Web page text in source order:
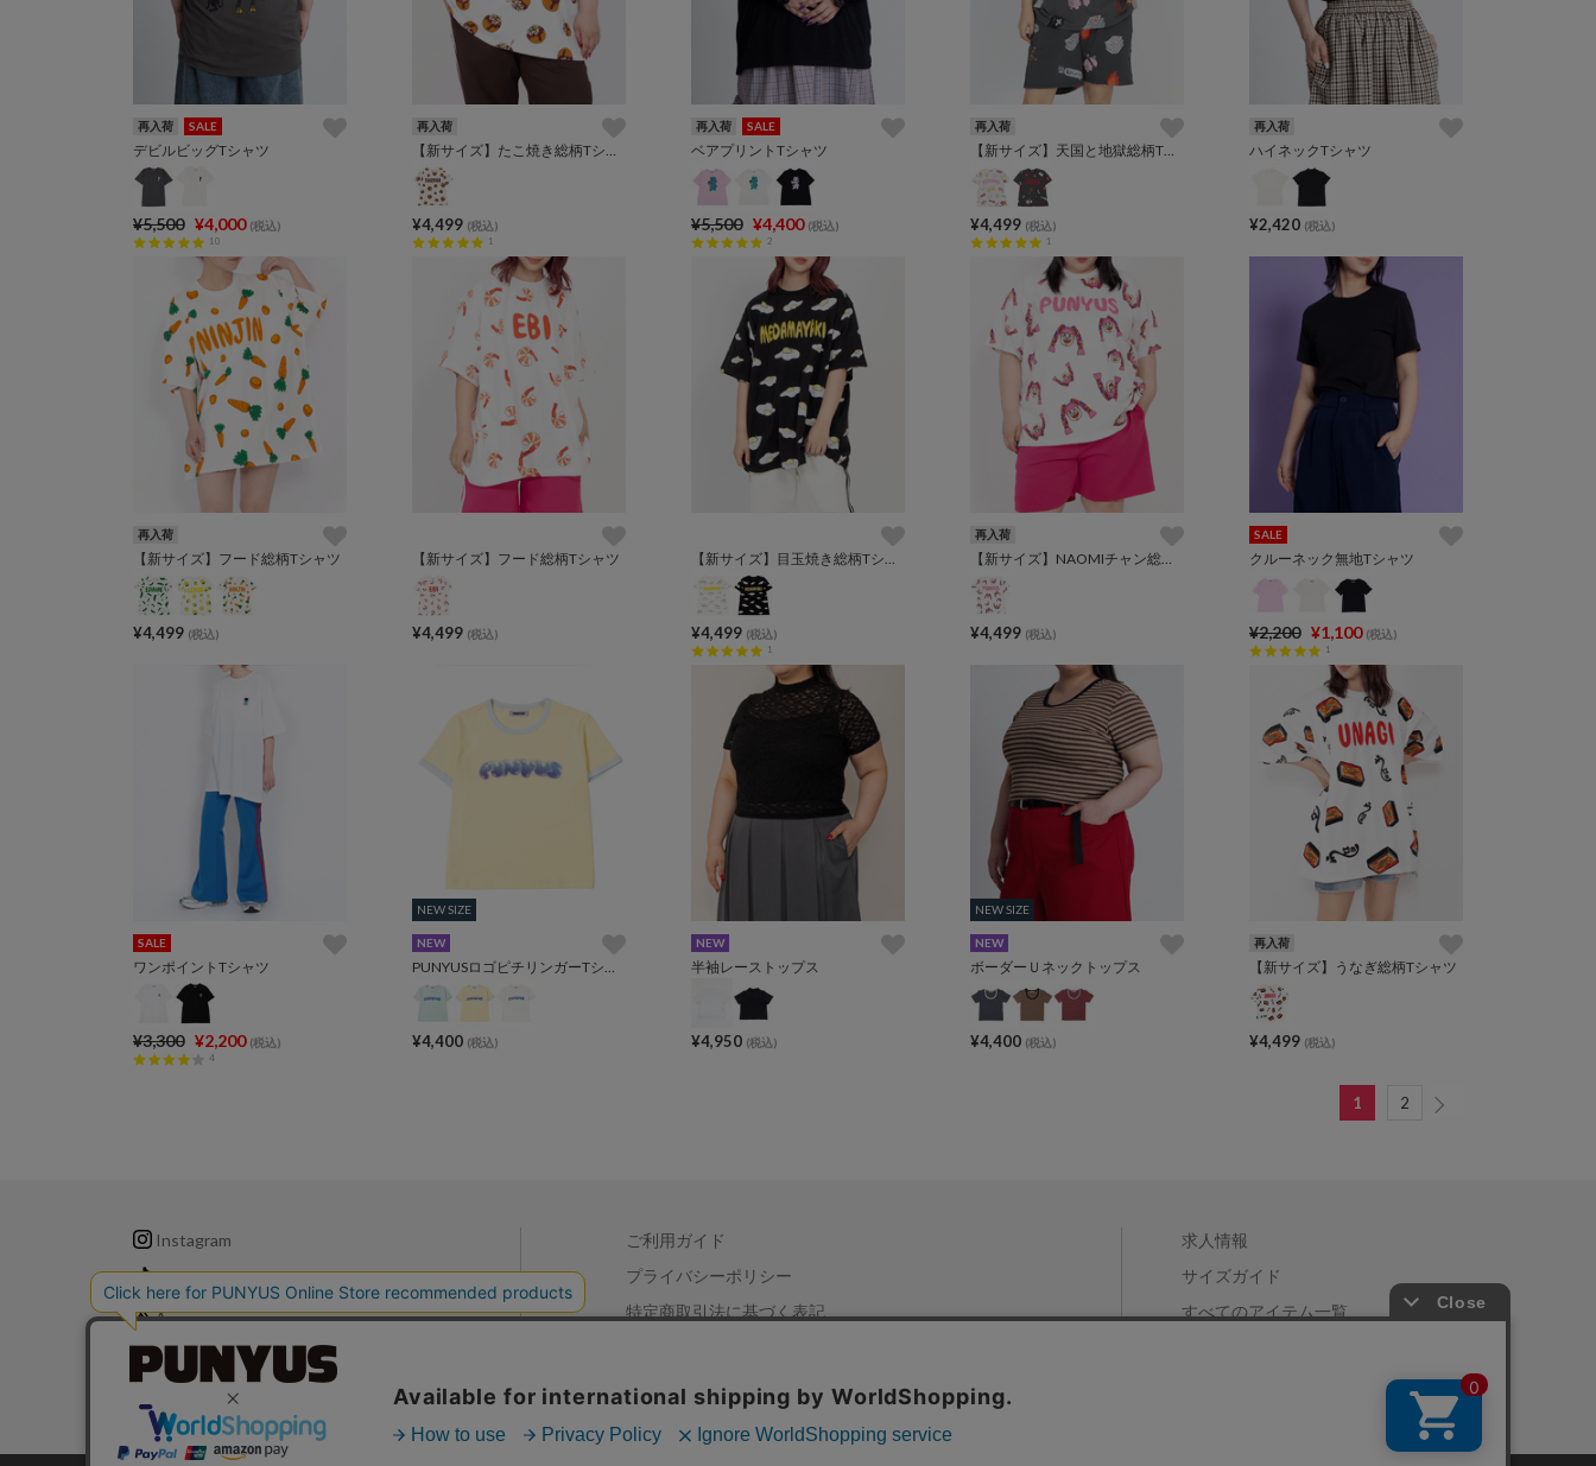
再入荷 SALE
デビルビッグTシャツ
¥5,500 ¥4,000 (税込)
10
再入荷
【新サイズ】たこ焼き総柄Tシャツ
¥4,499 (税込)
1
再入荷 SALE
ベアプリントTシャツ
¥5,500 ¥4,400 (税込)
2
再入荷
【新サイズ】天国と地獄総柄Tシャツ
¥4,499 (税込)
1
再入荷
ハイネックTシャツ
¥2,420 (税込)
再入荷
【新サイズ】フード総柄Tシャツ
¥4,499 (税込)
【新サイズ】フード総柄Tシャツ
¥4,499 (税込)
【新サイズ】目玉焼き総柄Tシャツ
¥4,499 (税込)
1
再入荷
【新サイズ】NAOMIチャン総柄Tシャツ
¥4,499 (税込)
SALE
クルーネック無地Tシャツ
¥2,200 ¥1,100 (税込)
1
SALE
ワンポイントTシャツ
¥3,300 ¥2,200 (税込)
4
NEW SIZE
NEW SIZE
NEW
PUNYUSロゴピチリンガーTシャツ
¥4,400 (税込)
NEW
半袖レーストップス
¥4,950 (税込)
NEW SIZE
NEW SIZE
NEW
ボーダーＵネックトップス
¥4,400 (税込)
再入荷
【新サイズ】うなぎ総柄Tシャツ
¥4,499 (税込)
1 2
Instagram
TikTok
X
LINE
ご利用ガイド
プライバシーポリシー
特定商取引法に基づく表記
お問い合わせ
求人情報
サイズガイド
すべてのアイテム一覧